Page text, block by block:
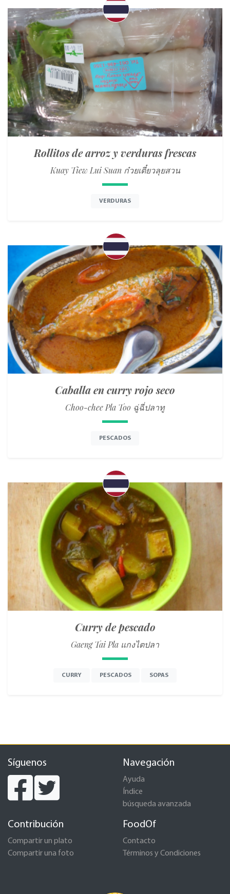
Rollitos de arroz y verduras frescas
Kuay Tiew Lui Suan ก๋วยเตี๋ยวลุยสวน
VERDURAS
Caballa en curry rojo seco
Choo-chee Pla Too ฉู่ฉี่ปลาทู
PESCADOS
Curry de pescado
Gaeng Tai Pla แกงไตปลา
CURRY PESCADOS SOPAS
Síguenos Navegación
Ayuda
Índice
búsqueda avanzada
Contribución
Compartir un plato
Compartir una foto
FoodOf
Contacto
Términos y Condiciones